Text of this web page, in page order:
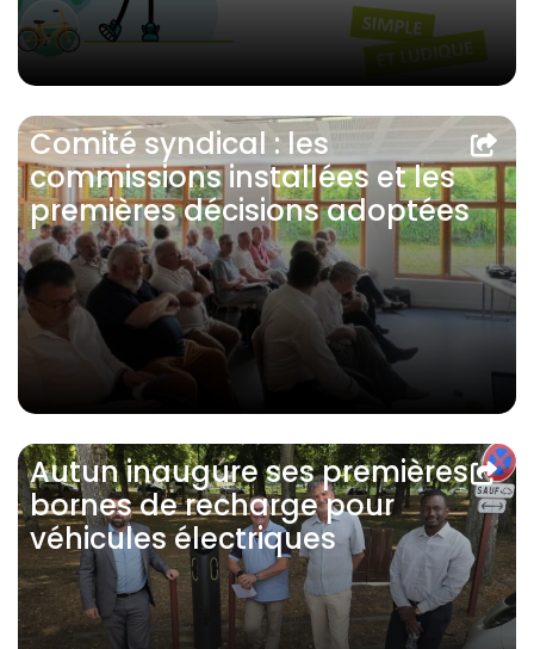
Comité syndical : les
commissions installées et les
premières décisions adoptées
Autun inaugure ses premières
bornes de recharge pour
véhicules électriques